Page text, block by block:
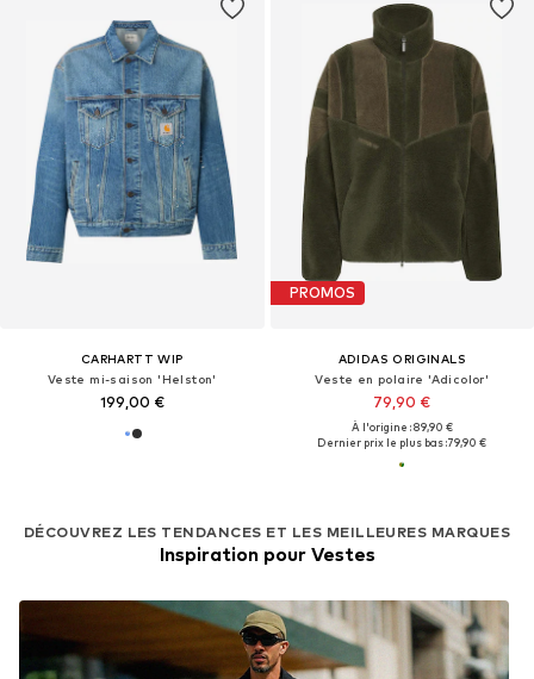
CARHARTT WIP
Veste mi-saison 'Helston'
199,00 €
DÉCOUVREZ LES TENDANCES ET LES MEILLEURES MARQUES
Inspiration pour Vestes
PROMOS
ADIDAS ORIGINALS
Veste en polaire 'Adicolor'
79,90 €
À l'origine : 89,90 €
Dernier prix le plus bas :79,90 €